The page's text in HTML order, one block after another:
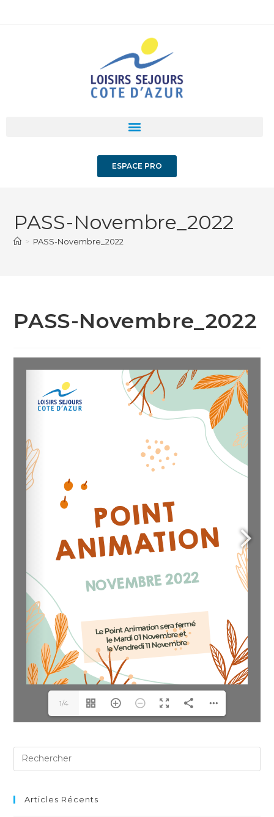
ESPACE PRO
PASS-Novembre_2022
> PASS-Novembre_2022
PASS-Novembre_2022
1/4
Articles Récents